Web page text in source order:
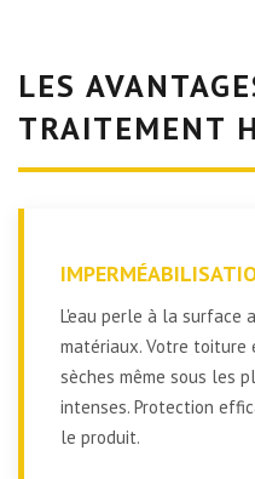
LES
TRAITEMENT
L'eau perle à la surface
matériaux. Votre
sèches même sous les
intenses. Protection
le produit.